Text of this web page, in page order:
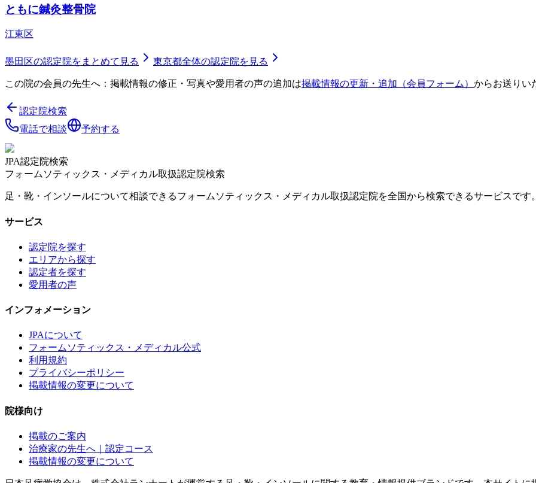
ともに鍼灸整骨院
江東区
墨田区の認定院をまとめて見る 東京都全体の認定院を見る
この院の会員の先生へ：掲載情報の修正・写真や愛用者の声の追加は掲載情報の更新・追加（会員フォーム） からお送りい
認定院検索
電話で相談
予約する
JPA認定院検索
フォームソティックス・メディカル取扱認定院検索
足・靴・インソールについて相談できるフォームソティックス・メディカル取扱認定院を全国から検索できるサービスです。
サービス
認定院を探す
エリアから探す
認定者を探す
愛用者の声
インフォメーション
JPAについて
フォームソティックス・メディカル公式
利用規約
プライバシーポリシー
掲載情報の変更について
院様向け
掲載のご案内
治療家の先生へ｜認定コース
掲載情報の変更について